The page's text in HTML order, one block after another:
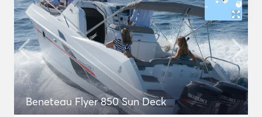
Beneteau Flyer 850 Sun Deck